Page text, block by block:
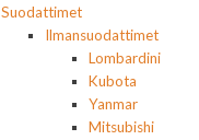
Suodattimet
Ilmansuodattimet
Lombardini
Kubota
Yanmar
Mitsubishi